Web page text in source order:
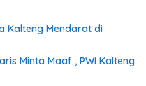
Kalteng Mendarat di
Minta Maaf , PWI Kalteng